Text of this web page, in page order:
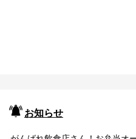
お知らせ